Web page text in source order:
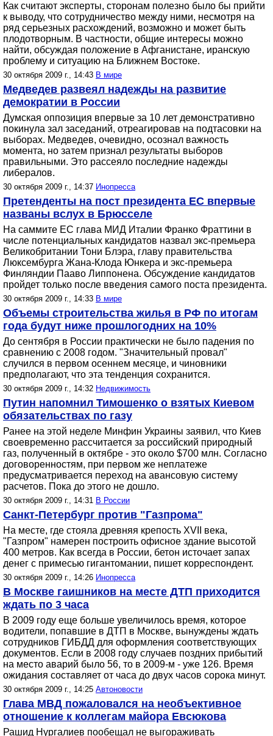
Как считают эксперты, сторонам полезно было бы прийти
к выводу, что сотрудничество между ними, несмотря на
ряд серьезных расхождений, возможно и может быть
плодотворным. В частности, общие интересы можно
найти, обсуждая положение в Афганистане, иранскую
проблему и ситуацию на Ближнем Востоке.
30 октября 2009 г., 14:43 В мире
Медведев развеял надежды на развитие
демократии в России
Думская оппозиция впервые за 10 лет демонстративно
покинула зал заседаний, отреагировав на подтасовки на
выборах. Медведев, очевидно, осознал важность
момента, но затем признал результаты выборов
правильными. Это рассеяло последние надежды
либералов.
30 октября 2009 г., 14:37 Инопресса
Претенденты на пост президента ЕС впервые
названы вслух в Брюсселе
На саммите ЕС глава МИД Италии Франко Фраттини в
числе потенциальных кандидатов назвал экс-премьера
Великобритании Тони Блэра, главу правительства
Люксембурга Жана-Клода Юнкера и экс-премьера
Финляндии Пааво Липпонена. Обсуждение кандидатов
пройдет только после введения самого поста президента.
30 октября 2009 г., 14:33 В мире
Объемы строительства жилья в РФ по итогам
года будут ниже прошлогодних на 10%
До сентября в России практически не было падения по
сравнению с 2008 годом. "Значительный провал"
случился в первом осеннем месяце, и чиновники
предполагают, что эта тенденция сохранится.
30 октября 2009 г., 14:32 Недвижимость
Путин напомнил Тимошенко о взятых Киевом
обязательствах по газу
Ранее на этой неделе Минфин Украины заявил, что Киев
своевременно рассчитается за российский природный
газ, полученный в октябре - это около $700 млн. Согласно
договоренностям, при первом же неплатеже
предусматривается переход на авансовую систему
расчетов. Пока до этого не дошло.
30 октября 2009 г., 14:31 В России
Санкт-Петербург против "Газпрома"
На месте, где стояла древняя крепость XVII века,
"Газпром" намерен построить офисное здание высотой
400 метров. Как всегда в России, бетон источает запах
денег с примесью гигантомании, пишет корреспондент.
30 октября 2009 г., 14:26 Инопресса
В Москве гаишников на месте ДТП приходится
ждать по 3 часа
В 2009 году еще больше увеличилось время, которое
водители, попавшие в ДТП в Москве, вынуждены ждать
сотрудников ГИБДД для оформления соответствующих
документов. Если в 2008 году случаев поздних прибытий
на место аварий было 56, то в 2009-м - уже 126. Время
ожидания составляет от часа до двух часов сорока минут.
30 октября 2009 г., 14:25 Автоновости
Глава МВД пожаловался на необъективное
отношение к коллегам майора Евсюкова
Рашид Нургалиев пообещал не выгораживать